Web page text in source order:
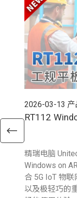
2026-03-13 产
RT112
精瑞电脑
Windows on
合 5G IoT 物
以及极轻巧的